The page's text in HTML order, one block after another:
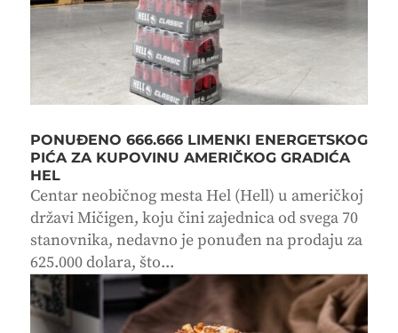
PONUĐENO 666.666 LIMENKI ENERGETSKOG
PIĆA ZA KUPOVINU AMERIČKOG GRADIĆA
HEL
Centar neobičnog mesta Hel (Hell) u američkoj
državi Mičigen, koju čini zajednica od svega 70
stanovnika, nedavno je ponuđen na prodaju za
625.000 dolara, što...